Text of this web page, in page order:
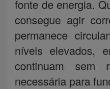
fonte de energia.
consegue agir
permanece
níveis elevados,
continuam sem
necessária para